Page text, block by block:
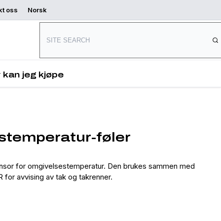
oss Norsk
kan jeg kjøpe
kjøpe
designe
føler
for omgivelsestemperatur. Den brukes sammen med
for avvising av tak og takrenner.